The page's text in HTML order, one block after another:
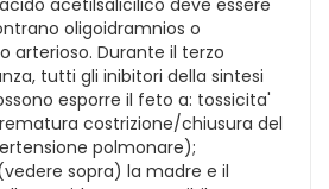
oligoidramnios o
arterioso. Durante il terzo
tutti gli inibitori della sintesi
esporre il feto a: tossicita'
costrizione/chiusura del
polmonare);
sopra) la madre e il